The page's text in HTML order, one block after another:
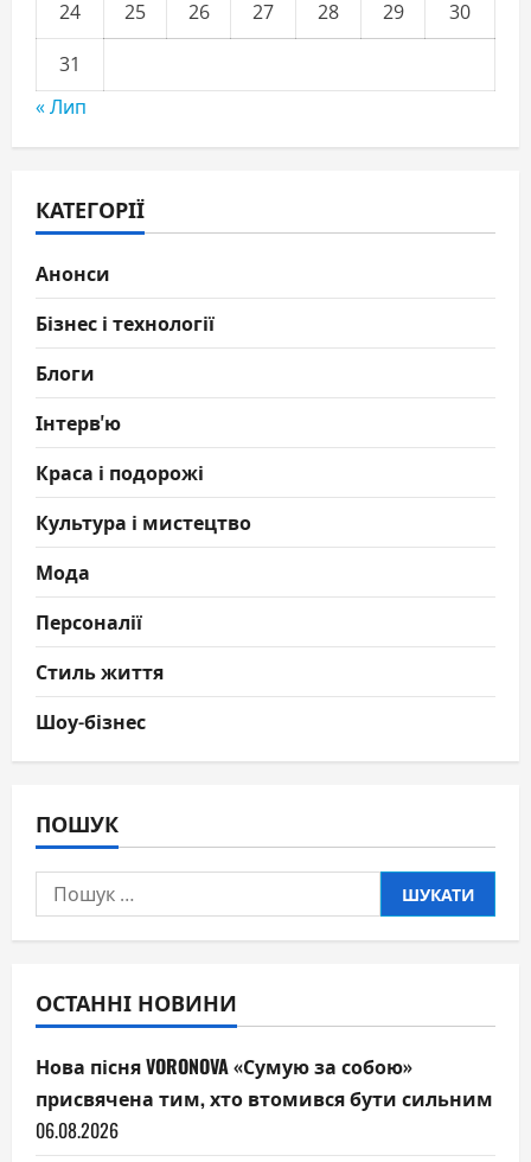
24 25 26 27 28 29
30
31
« Лип
КАТЕГОРІЇ
Анонси
Бізнес і технології
Блоги
Інтерв'ю
Краса і подорожі
Культура і мистецтво
Мода
Персоналії
Стиль життя
Шоу-бізнес
ПОШУК
Пошук:
ОСТАННІ НОВИНИ
Нова пісня VORONOVA «Сумую за собою»
присвячена тим, хто втомився бути сильним
06.08.2026